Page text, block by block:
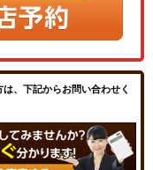
、下記からお問い合わせく